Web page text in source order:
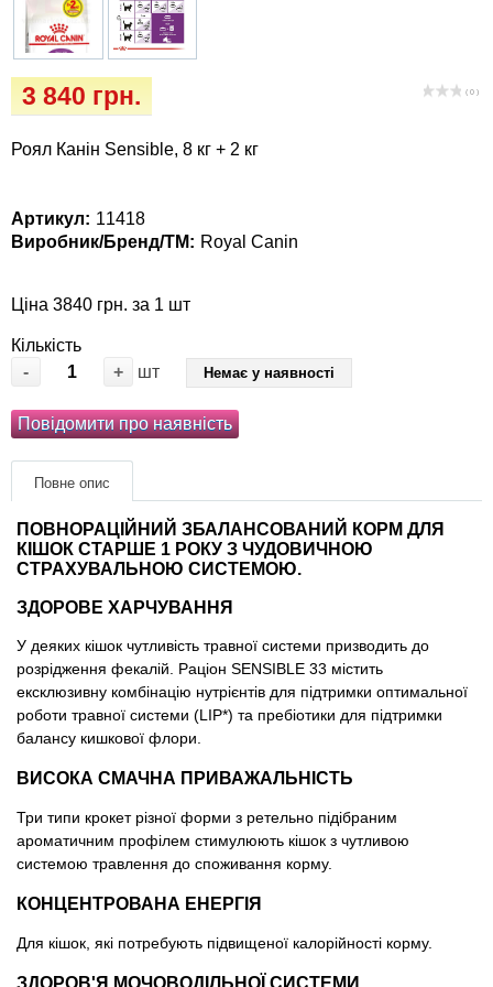
( 0 )
3 840 грн.
Роял Канін Sensible, 8 кг + 2 кг
Артикул: 11418
Виробник/Бренд/ТМ: Royal Canin
Ціна 3840 грн. за 1 шт
Кількість
-
+ шт Немає у наявності
Повідомити про наявність
Повне опис
ПОВНОРАЦІЙНИЙ ЗБАЛАНСОВАНИЙ КОРМ ДЛЯ
КІШОК СТАРШЕ 1 РОКУ З ЧУДОВИЧНОЮ
СТРАХУВАЛЬНОЮ СИСТЕМОЮ.
ЗДОРОВЕ ХАРЧУВАННЯ
У деяких кішок чутливість травної системи призводить до
розрідження фекалій. Раціон SENSIBLE 33 містить
ексклюзивну комбінацію нутрієнтів для підтримки оптимальної
роботи травної системи (LIP*) та пребіотики для підтримки
балансу кишкової флори.
ВИСОКА СМАЧНА ПРИВАЖАЛЬНІСТЬ
Три типи крокет різної форми з ретельно підібраним
ароматичним профілем стимулюють кішок з чутливою
системою травлення до споживання корму.
КОНЦЕНТРОВАНА ЕНЕРГІЯ
Для кішок, які потребують підвищеної калорійності корму.
ЗДОРОВ'Я МОЧОВОДІЛЬНОЇ СИСТЕМИ
Ласощі та корми
собак
Лежаки, будиночки, охолоджуючи
коврики
Одяг та взуття
Перенесення, сумки, клітини
Післяопераційні засоби та витратні
Товари для голубів
Товари для гризунів
Товари для коней
Товари для людей
Хозряд - господарчі товари оптом
Популярні зоотоварі
Архів / Знято з виробництва